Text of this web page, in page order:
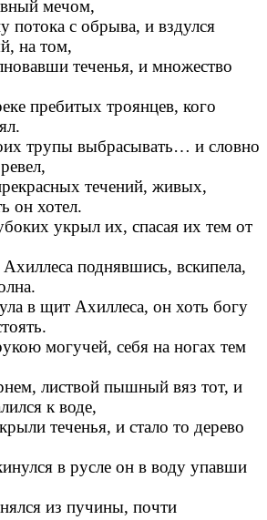
мечом,
потока с обрыва, и вздулся
на том,
теченья, и множество
пребитых троянцев, кого
трупы выбрасывать… и словно
течений, живых,
он хотел.
укрыл их, спасая их тем от
поднявшись, вскипела,
в щит Ахиллеса, он хоть богу
могучей, себя на ногах тем
листвой пышный вяз тот, и
к воде,
теченья, и стало то дерево
в русле он в воду упавши
из пучины, почти